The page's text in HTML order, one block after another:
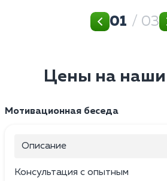
01 / 03
Цены на наши
Мотивационная беседа
Описание
Консультация с опытным